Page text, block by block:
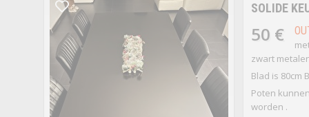
SOLIDE
50 €
zwart
Blad is 80cm
Poten
worden .